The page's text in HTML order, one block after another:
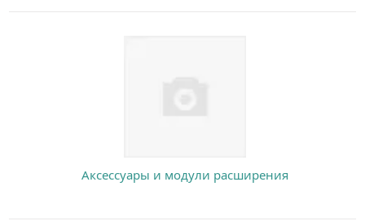
Аксессуары и модули расширения